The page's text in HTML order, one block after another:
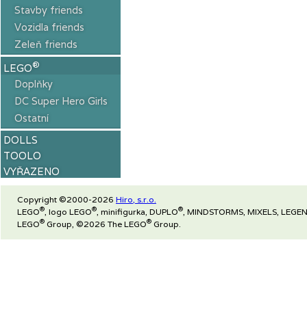
Stavby friends
Vozidla friends
Zeleň friends
LEGO®
Doplňky
DC Super Hero Girls
Ostatní
DOLLS
TOOLO
VYŘAZENO
Copyright ©2000-2026 Hiro, s.r.o.
LEGO® , logo LEGO® , minifigurka, DUPLO® , MINDSTORMS, MIXELS,
LEGO® Group, ©2026 The LEGO® Group.